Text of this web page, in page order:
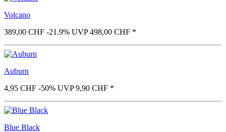
Volcano
389,00 CHF -21.9% UVP 498,00 CHF *
Auburn
4,95 CHF -50% UVP 9,90 CHF *
Blue Black